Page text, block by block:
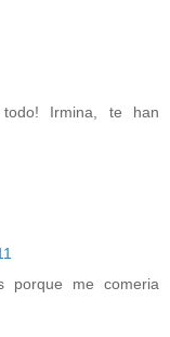
Irmina, te han
porque me comeria